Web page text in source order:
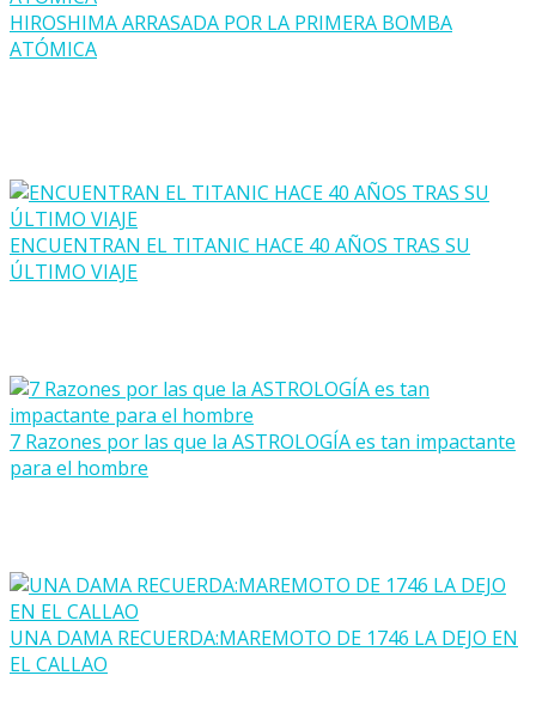
HIROSHIMA ARRASADA POR LA PRIMERA BOMBA
ATÓMICA
ENCUENTRAN EL TITANIC HACE 40 AÑOS TRAS SU
ÚLTIMO VIAJE
7 Razones por las que la ASTROLOGÍA es tan impactante
para el hombre
UNA DAMA RECUERDA:MAREMOTO DE 1746 LA DEJO EN
EL CALLAO